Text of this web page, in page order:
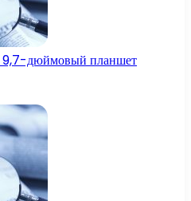
9,7-дюймовый планшет